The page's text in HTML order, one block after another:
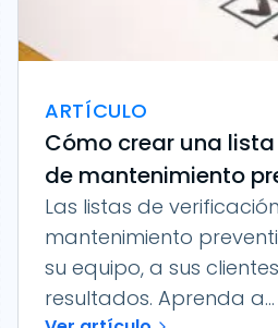
ARTÍCULO
Cómo crear una
de mantenimiento
Las listas de
mantenimiento
su equipo, a sus
resultados. Aprenda a...